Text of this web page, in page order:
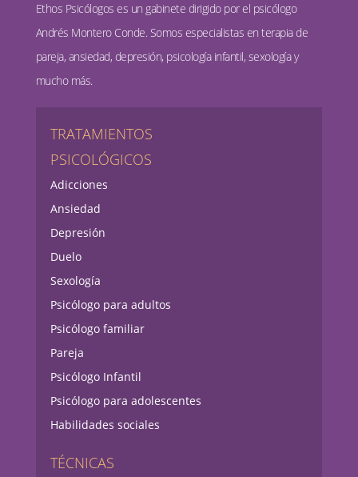
Ethos Psicólogos es un gabinete dirigido por el psicólogo
Andrés Montero Conde. Somos especialistas en terapia de
pareja, ansiedad, depresión, psicología infantil, sexología y
mucho más.
TRATAMIENTOS
PSICOLÓGICOS
Adicciones
Ansiedad
Depresión
Duelo
Sexología
Psicólogo para adultos
Psicólogo familiar
Pareja
Psicólogo Infantil
Psicólogo para adolescentes
Habilidades sociales
TÉCNICAS